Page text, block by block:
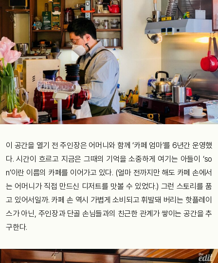
이 공간을 열기 전 주인장은 어머니와 함께 ‘카페 엄마’를 6년간 운영했
다. 시간이 흐르고 지금은 그때의 기억을 소중하게 여기는 아들이 ‘so
n’이란 이름의 카페를 이어가고 있다. (얼마 전까지만 해도 카페 손에서
는 어머니가 직접 만드신 디저트를 맛볼 수 있었다.) 그런 스토리를 품
고 있어서일까. 카페 손 역시 가볍게 소비되고 휘발돼 버리는 핫플레이
스가 아닌, 주인장과 단골 손님들과의 친근한 관계가 쌓이는 공간을 추
구한다.